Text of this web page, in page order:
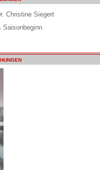
Christine Siegert
Saisonbeginn